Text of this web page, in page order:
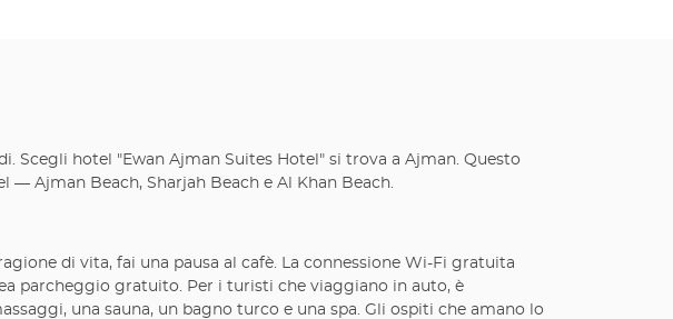
Scegli hotel "Ewan Ajman Suites Hotel" si trova a Ajman. Questo
Ajman Beach, Sharjah Beach e Al Khan Beach.
di vita, fai una pausa al cafè. La connessione Wi-Fi gratuita
parcheggio gratuito. Per i turisti che viaggiano in auto, è
una sauna, un bagno turco e una spa. Gli ospiti che amano lo